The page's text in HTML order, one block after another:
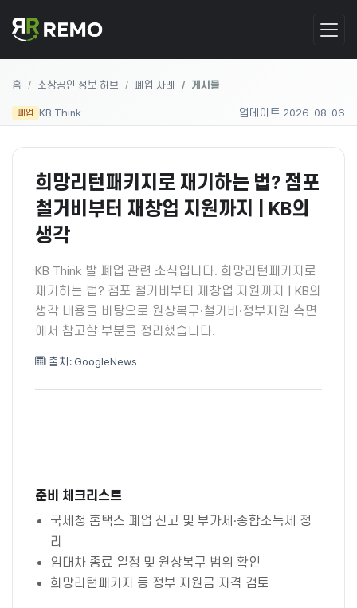
홈 소상공인 정보 허브 폐업 사례 게시물
폐업 KB Think 업데이트 2026-08-06
희망리턴패키지로 재기하는 법? 점포
철거비부터 재창업 지원까지 | KB의
생각
KB Think 발 폐업 관련 소식입니다. 희망리턴패키지로
재기하는 법? 점포 철거비부터 재창업 지원까지 | KB의
생각 내용을 바탕으로 원상복구·철거비·정부지원 측면
에서 참고할 부분을 정리했습니다.
출처: GoogleNews
준비 체크리스트
국세청 홈택스 폐업 신고 및 부가세·종합소득세 정
리
임대차 종료 일정 및 원상복구 범위 확인
희망리턴패키지 등 정부 지원금 자격 검토